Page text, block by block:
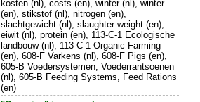
kosten (nl), costs (en), winter (nl), winter
(en), stikstof (nl), nitrogen (en),
slachtgewicht (nl), slaughter weight (en),
eiwit (nl), protein (en), 113-C-1 Ecologische
landbouw (nl), 113-C-1 Organic Farming
(en), 608-F Varkens (nl), 608-F Pigs (en),
605-B Voedersystemen, Voederrantsoenen
(nl), 605-B Feeding Systems, Feed Rations
(en)